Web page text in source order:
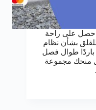
احصل على راحة
للقلق بشأن نظام
باردًا طوال فصل
منحك مجموعة